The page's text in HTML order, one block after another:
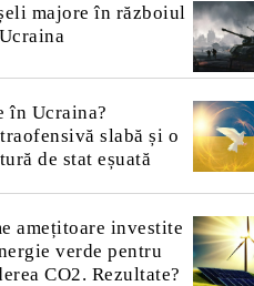
majore în războiul
în Ucraina?
slabă și o
de stat eșuată
amețitoare investite
verde pentru
CO2. Rezultate?